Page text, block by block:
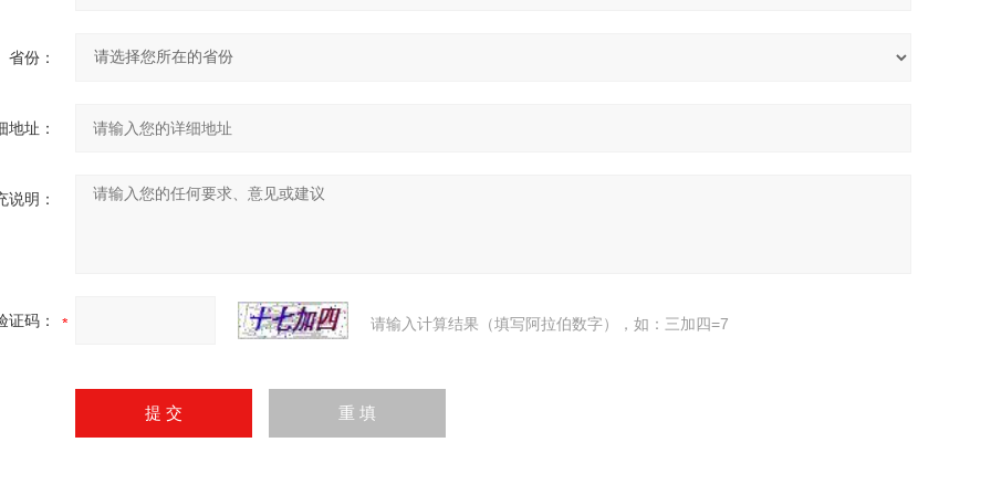
省份：
地址：
说明：
证码： 请输入计算结果（填写阿拉伯数字），如：三加四=7